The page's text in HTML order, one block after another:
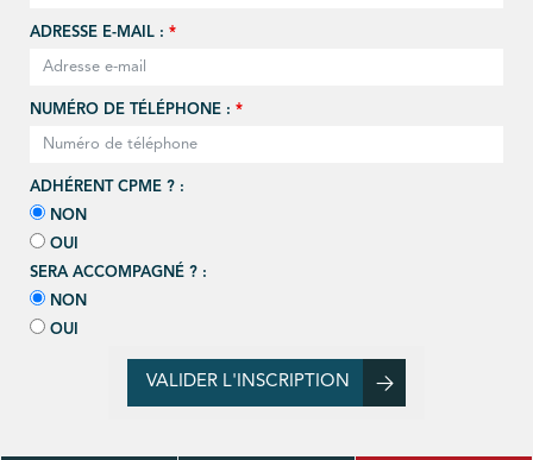
ADRESSE E-MAIL : *
NUMÉRO DE TÉLÉPHONE : *
ADHÉRENT CPME ? :
NON
OUI
SERA ACCOMPAGNÉ ? :
NON
OUI
VALIDER L'INSCRIPTION